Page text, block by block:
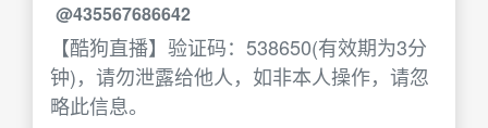
@435567686642
【酷狗直播】验证码：538650(有效期为3分
钟)，请勿泄露给他人，如非本人操作，请忽
略此信息。